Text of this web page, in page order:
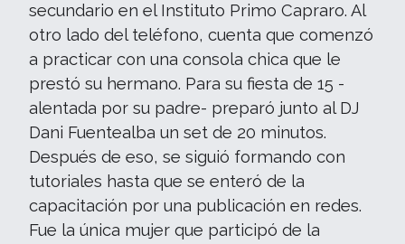
secundario en el Instituto Primo Capraro. Al
otro lado del teléfono, cuenta que comenzó
a practicar con una consola chica que le
prestó su hermano. Para su fiesta de 15 -
alentada por su padre- preparó junto al DJ
Dani Fuentealba un set de 20 minutos.
Después de eso, se siguió formando con
tutoriales hasta que se enteró de la
capacitación por una publicación en redes.
Fue la única mujer que participó de la